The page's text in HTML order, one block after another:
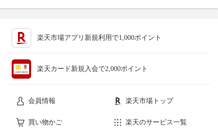
楽天市場アプリ新規利用で1,000ポイント
楽天カード新規入会で2,000ポイント
会員情報 楽天市場トップ
買い物かご 楽天のサービス一覧